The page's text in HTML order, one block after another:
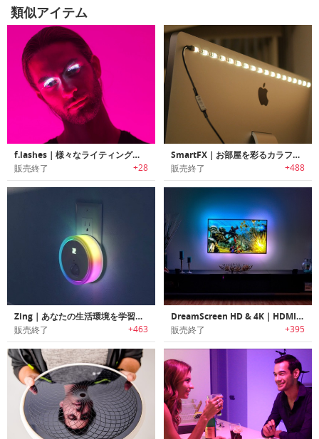
類似アイテム
f.lashes｜様々なライティングが楽しめるLEDライト搭載つけまつげ「フラッシュ」
販売終了 +28
SmartFX｜お部屋を彩るカラフルLEDストリップ
販売終了 +488
Zing｜あなたの生活環境を学習するAI搭載スマートナイトライト「ジン」
販売終了 +463
DreamScreen HD & 4K｜HDMI/4K TV用スマートLEDバックライト「ドリームスクリーンHD&4K」
販売終了 +395